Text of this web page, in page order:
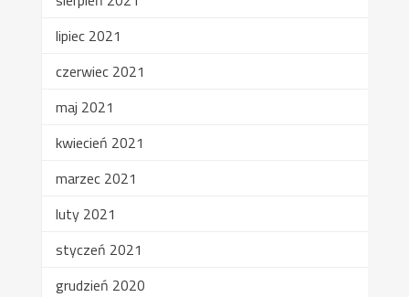
lipiec 2021
czerwiec 2021
maj 2021
kwiecień 2021
marzec 2021
luty 2021
styczeń 2021
grudzień 2020